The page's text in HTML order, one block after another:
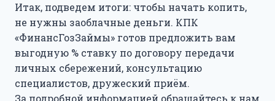
Итак, подведем итоги: чтобы начать копить,
не нужны заоблачные деньги. КПК
«ФинансГозЗаймы» готов предложить вам
выгодную % ставку по договору передачи
личных сбережений, консультацию
специалистов, дружеский приём.